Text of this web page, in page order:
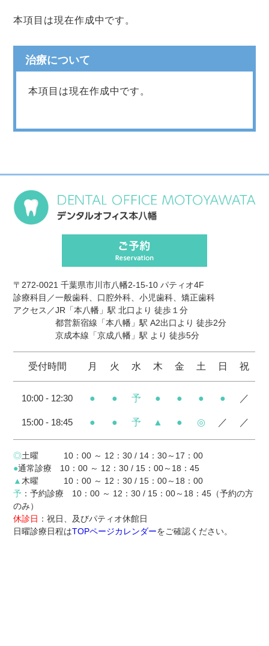
本項目は現在作成中です。
治療について
本項目は現在作成中です。
〒272-0021 千葉県市川市八幡2-15-10 パティオ4F
診療科目／一般歯科、口腔外科、小児歯科、矯正歯科
アクセス／JR 「本八幡」駅 北口より 徒歩 １分
都営新宿線 「本八幡」駅 A2出口より 徒歩2分
京成本線 「京成八幡」駅 より 徒歩5分
受付時間 月 火 水 木 金 土 日 祝
10:00 - 12:30 ● ● 予 ● ● ● ● ／
15:00 - 18:45 ● ● 予 ▲ ● ◎ ／ ／
◎土曜 10：00 ～ 12：30 / 14：30～17：00
●通常診療 10：00 ～ 12：30 / 15：00～18：45
▲ 木曜 10：00 ～ 12：30 / 15：00～18：00
予 ：予約診療 10：00 ～ 12：30 / 15：00～18：45（予約の方
のみ）
休診日 ：祝日、及びパティオ休館日
日曜診療日程はTOPページカレンダーをご確認ください。